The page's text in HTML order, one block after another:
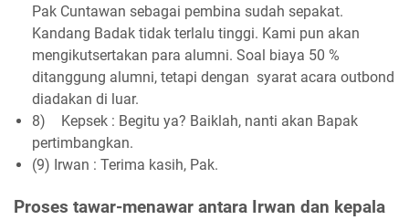
Pak Cuntawan sebagai pembina sudah sepakat.
Kandang Badak tidak terlalu tinggi. Kami pun akan
mengikutsertakan para alumni. Soal biaya 50 %
ditanggung alumni, tetapi dengan syarat acara outbond
diadakan di luar.
8)
Kepsek : Begitu ya? Baiklah, nanti akan Bapak
pertimbangkan.
(9) Irwan : Terima kasih, Pak.
Proses tawar-menawar antara Irwan dan kepala